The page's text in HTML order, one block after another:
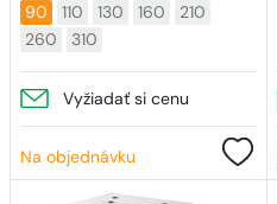
90 110 130 160
210
260
310
Vyžiadať si cenu
Na objednávku